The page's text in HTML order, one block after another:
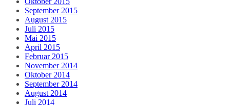
September 2015
August 2015
Juli 2015
Mai 2015
April 2015
Februar 2015
November 2014
Oktober 2014
September 2014
August 2014
Juli 2014